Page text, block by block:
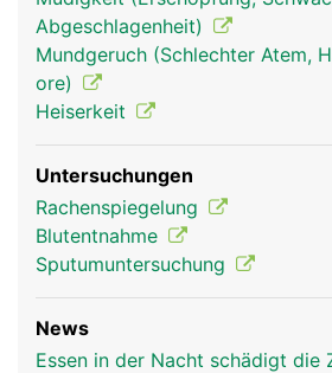
die über die Wurzelkanäle in die
gelangen. Der Zahnfleischrand
Zahnschmelz verwachsen,
tiefer liegenden Wurzelhaut,
Bereich des Zahnhalses eine
Zahnfleischtasche bildet, die
maximal zwei bis drei Millimeter
Abgeschlagenheit)
Mundgeruch (Schlechter Atem,
ore)
Heiserkeit
Untersuchungen
Rachenspiegelung
Blutentnahme
Sputumuntersuchung
News
Essen in der Nacht schädigt die